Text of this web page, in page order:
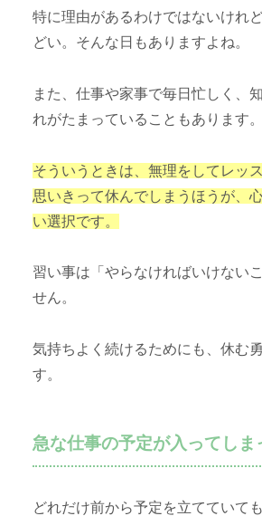
特に理由があるわけではないけれ
どい。そんな日もありますよね。
また、仕事や家事で毎日忙しく、
れがたまっていることもあります。
そういうときは、無理をしてレッ
思いきって休んでしまうほうが、
い選択です。
習い事は「やらなければいけない
せん。
気持ちよく続けるためにも、休む
す。
急な仕事の予定が入ってしま
どれだけ前から予定を立てていて